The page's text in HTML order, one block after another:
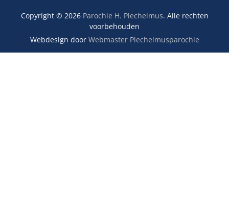
Copyright © 2026 Parochie H. Plechelmus. Alle rechten
voorbehouden
Webdesign door Webmaster Plechelmusparochie